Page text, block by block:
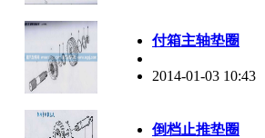
付箱主轴垫圈
2014-01-03 10:43
倒档止推垫圈